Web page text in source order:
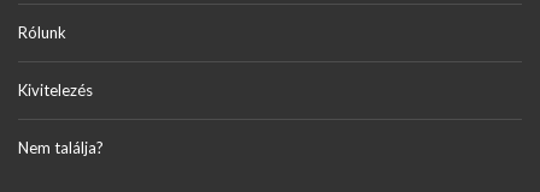
Rólunk
Kivitelezés
Nem találja?